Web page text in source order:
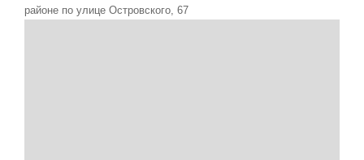
районе по улице Островского, 67